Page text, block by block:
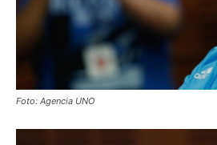
Foto: Agencia UNO